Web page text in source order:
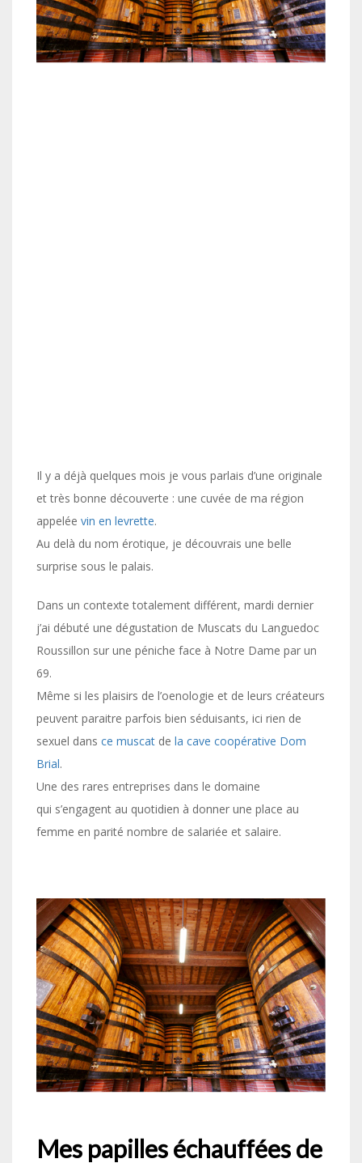
Il y a déjà quelques mois je vous parlais d’une originale
et très bonne découverte : une cuvée de ma région
appelée vin en levrette.
Au delà du nom érotique, je découvrais une belle
surprise sous le palais.
Dans un contexte totalement différent, mardi dernier
j’ai débuté une dégustation de Muscats du Languedoc
Roussillon sur une péniche face à Notre Dame par un
69.
Même si les plaisirs de l’oenologie et de leurs créateurs
peuvent paraitre parfois bien séduisants, ici rien de
sexuel dans ce muscat de la cave coopérative Dom
Brial.
Une des rares entreprises dans le domaine
qui s’engagent au quotidien à donner une place au
femme en parité nombre de salariée et salaire.
Mes papilles échauffées de